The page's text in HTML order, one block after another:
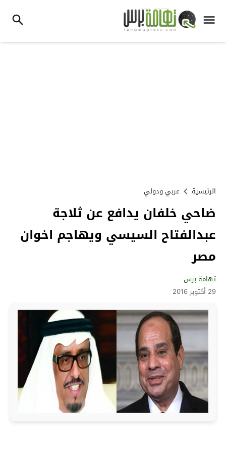
الرئيسية عربي ودولي
ضاحي خلفان يدافع عن ثلاجة
عبدالفتاح السيسي ويهاجم اخوان
مصر
تهامة برس
29 أكتوبر 2016